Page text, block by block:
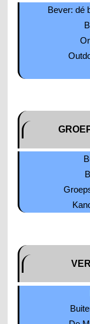
Bever: dé